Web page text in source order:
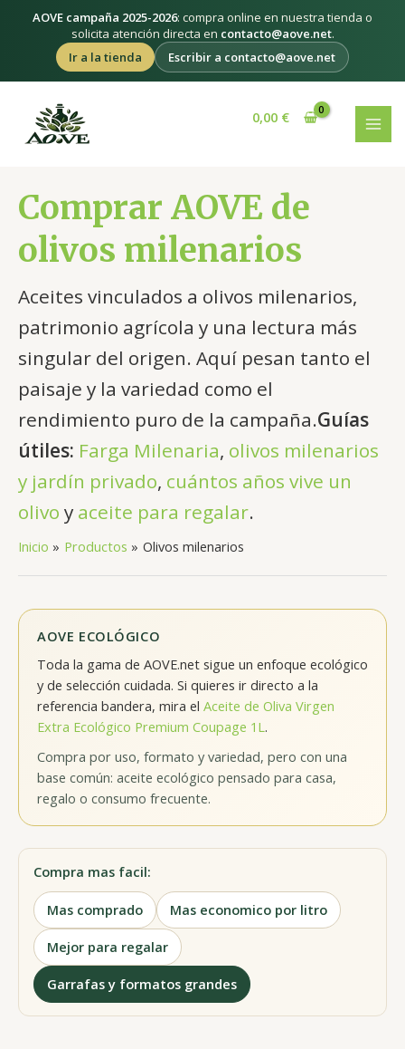
AOVE campaña 2025-2026: compra online en nuestra tienda o
solicita atención directa en contacto@aove.net.
Ir a la tienda
Escribir a contacto@aove.net
contenido
0,00 €
Comprar AOVE de
olivos milenarios
Aceites vinculados a olivos milenarios,
patrimonio agrícola y una lectura más
singular del origen. Aquí pesan tanto el
paisaje y la variedad como el
rendimiento puro de la campaña.Guías
útiles: Farga Milenaria, olivos milenarios
y jardín privado, cuántos años vive un
olivo y aceite para regalar.
Inicio Productos Olivos milenarios
AOVE ECOLÓGICO
Toda la gama de AOVE.net sigue un enfoque ecológico
y de selección cuidada. Si quieres ir directo a la
referencia bandera, mira el Aceite de Oliva Virgen
Extra Ecológico Premium Coupage 1L.
Compra por uso, formato y variedad, pero con una
base común: aceite ecológico pensado para casa,
regalo o consumo frecuente.
Compra mas facil:
Mas comprado Mas economico por litro
Mejor para regalar
Garrafas y formatos grandes